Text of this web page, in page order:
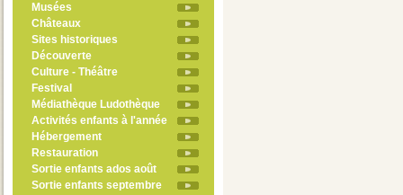
Musées
Châteaux
Sites historiques
Découverte
Culture - Théâtre
Festival
Médiathèque Ludothèque
Activités enfants à l'année
Hébergement
Restauration
Sortie enfants ados août
Sortie enfants septembre